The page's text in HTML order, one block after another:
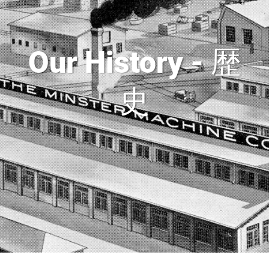
Our History - 歴
史